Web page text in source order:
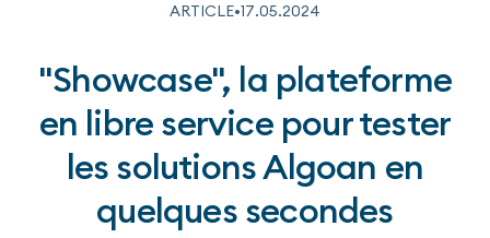
ARTICLE•17.05.2024
"Showcase", la plateforme
en libre service pour tester
les solutions Algoan en
quelques secondes